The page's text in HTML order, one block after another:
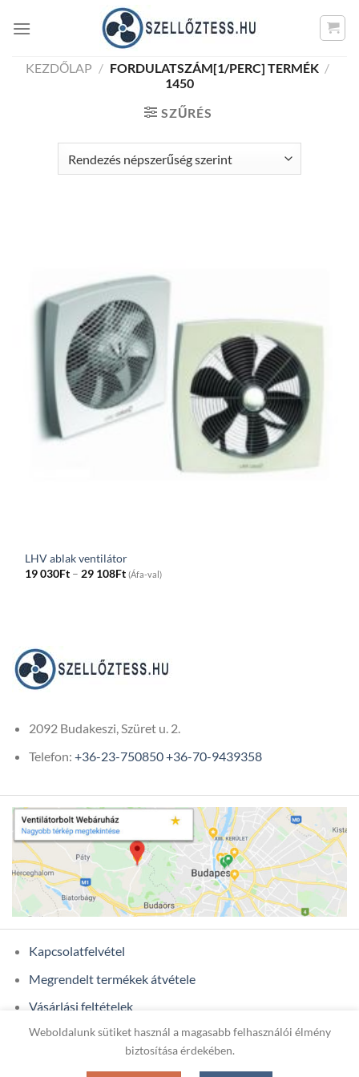
KEZDŐLAP / FORDULATSZÁM[1/PERC] TERMÉK /
1450
SZŰRÉS
LHV ablak ventilátor
19 030Ft – 29 108FtPrice
range:
(Áfa-val)
2092 Budakeszi, Szüret u. 2.
Telefon: +36-23-750850+36-70-9439358
Kapcsolatfelvétel
Megrendelt termékek átvétele
Vásárlási feltételek
Ügyfél adatok
Weboldalunk sütiket használ a magasabb felhasználói élmény
biztosítása érdekében.